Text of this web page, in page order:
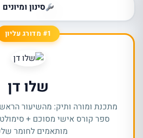
סינון ומיונים
#1 מדורג עליון
שלו דן
מתכנת ומורה ותיק: מהשיעור
ספר קורס אישי מסוכם +
מותאמים לחומר